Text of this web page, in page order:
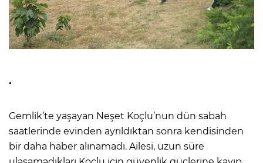
Gemlik’te yaşayan Neşet Koçlu’nun dün sabah
saatlerinde evinden ayrıldıktan sonra kendisinden
bir daha haber alınamadı. Ailesi, uzun süre